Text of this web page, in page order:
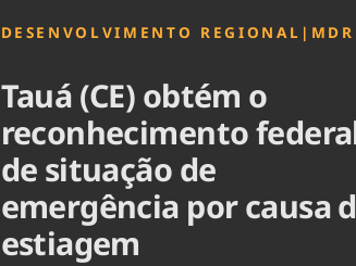
DESENVOLVIMENTO REGIONAL | MDR
Tauá (CE) obtém o
reconhecimento
de situação de
emergência por causa
estiagem